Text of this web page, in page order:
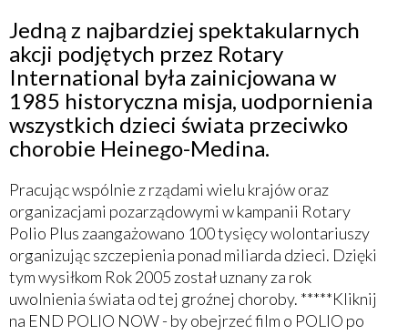
Jedną z najbardziej spektakularnych
akcji podjętych przez Rotary
International była zainicjowana w
1985 historyczna misja, uodpornienia
wszystkich dzieci świata przeciwko
chorobie Heinego-Medina.
Pracując wspólnie z rządami wielu krajów oraz
organizacjami pozarządowymi w kampanii Rotary
Polio Plus zaangażowano 100 tysięcy wolontariuszy
organizując szczepienia ponad miliarda dzieci. Dzięki
tym wysiłkom Rok 2005 został uznany za rok
uwolnienia świata od tej groźnej choroby. *****Kliknij
na END POLIO NOW - by obejrzeć film o POLIO po